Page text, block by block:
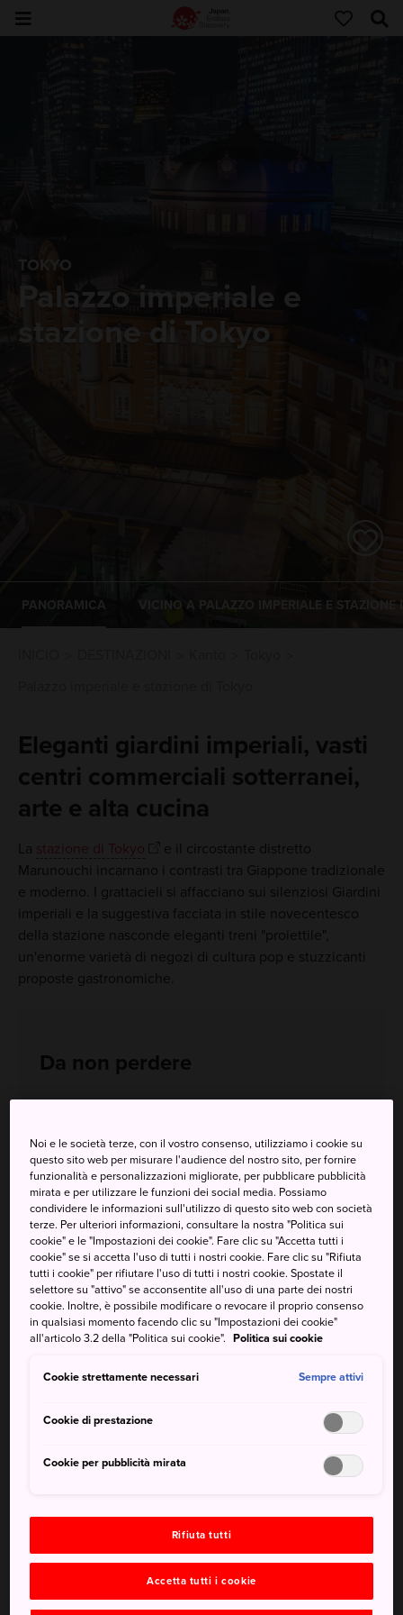
TOKYO
Palazzo imperiale e
stazione di Tokyo
PANORAMICA VICINO A PALAZZO IMPERIALE E STAZIONE
Eleganti giardini imperiali, vasti
centri commerciali sotterranei,
arte e alta cucina
La stazione di Tokyo
e il circostante distretto
Marunouchi incarnano i contrasti tra Giappone tradizionale
e moderno. I grattacieli si affacciano sui silenziosi Giardini
imperiali e la suggestiva facciata in stile novecentesco
della stazione nasconde eleganti treni "proiettile",
un'enorme varietà di negozi di cultura pop e stuzzicanti
proposte gastronomiche.
Da non perdere
Ciotole fumanti di noodle da tutta la città a
confronto, nella Ramen Street sotterranea
Musei e negozi all'interno di affascinanti edifici
retrò
Come arrivare
per molti treni pendolari e linee della metropolitana, oltre
Oltre ai treni "proiettile" provenienti da tutto il paese, la
stazione di Tokyo
è raggiungibile dalle zone periferiche
della città viaggiando sulle linee Yamanote, Chuo, Sobu e
Tokyo
attraverso i passaggi sotterranei che la collegano
alla vicina stazione di Otemachi, dove si fermano le linee
Noi e le società terze, con il vostro consenso, utilizziamo i cookie su
questo sito web per misurare l'audience del nostro sito, per fornire
funzionalità e personalizzazioni migliorate, per pubblicare pubblicità
mirata e per utilizzare le funzioni dei social media. Possiamo
condividere le informazioni sull'utilizzo di questo sito web con società
terze. Per ulteriori informazioni, consultare la nostra "Politica sui
cookie" e le "Impostazioni dei cookie". Fare clic su "Accetta tutti i
cookie" se si accetta l'uso di tutti i nostri cookie. Fare clic su "Rifiuta
tutti i cookie" per rifiutare l'uso di tutti i nostri cookie. Spostate il
selettore su "attivo" se acconsentite all'uso di una parte dei nostri
cookie. Inoltre, è possibile modificare o revocare il proprio consenso
in qualsiasi momento facendo clic su "Impostazioni dei cookie"
all'articolo 3.2 della "Politica sui cookie". Politica sui cookie
Cookie strettamente necessari Sempre attivi
Cookie di prestazione
Cookie per pubblicità mirata
Rifiuta tutti
Accetta tutti i cookie